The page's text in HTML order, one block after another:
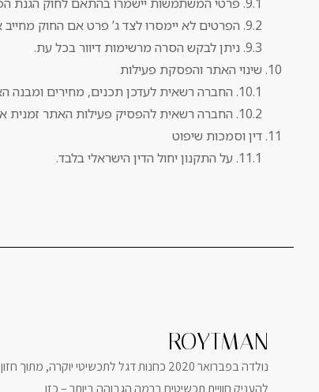
9.2. הפרטים לא יימסרו לצד ג’ פרט אם החוק מחייב או אם נדרש לתפעול עסקאות (כמו סליקה).
9.3. ניתן לבקש הסרה מרשימות דיוור בכל עת.
שינוי האתר והפסקת פעילות
10.1. החברה רשאית לעדכן תכנים, מחירים ומבנה האתר ללא הודעה מוקדמת.
10.2. החברה רשאית להפסיק פעילות האתר זמנית או לצמיתות.
דין וסמכות שיפוט
11.1. על התקנון יחול הדין הישראלי בלבד.
ROYTMAN
נולדה בפברואר 2020 כחנות דגל לתכשיטי יוקרה, מתוך חזון